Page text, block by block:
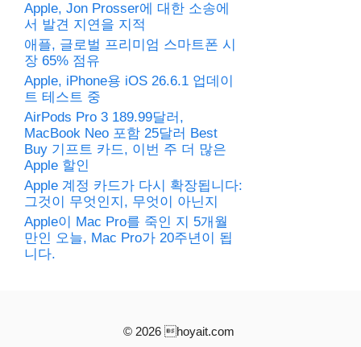
Apple, Jon Prosser에 대한 소송에
서 발견 지연을 지적
애플, 글로벌 프리미엄 스마트폰 시
장 65% 점유
Apple, iPhone용 iOS 26.6.1 업데이
트 테스트 중
AirPods Pro 3 189.99달러,
MacBook Neo 포함 25달러 Best
Buy 기프트 카드, 이번 주 더 많은
Apple 할인
Apple 계정 카드가 다시 확장됩니다:
그것이 무엇인지, 무엇이 아닌지
Apple이 Mac Pro를 죽인 지 5개월
만인 오늘, Mac Pro가 20주년이 됩
니다.
© 2026 hoyait.com